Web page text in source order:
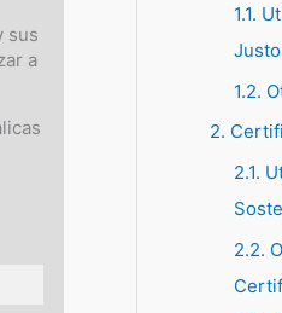
sus
a
:
1.1.
1.2.
2.
2.1.
2.2.